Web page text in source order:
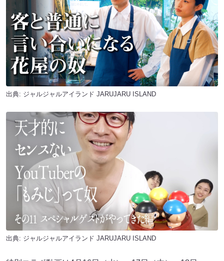
出典: ジャルジャルアイランド JARUJARU ISLAND
出典: ジャルジャルアイランド JARUJARU ISLAND